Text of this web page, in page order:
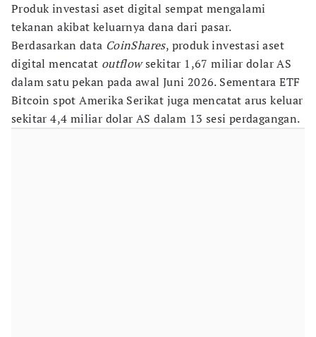
Produk investasi aset digital sempat mengalami
tekanan akibat keluarnya dana dari pasar.
Berdasarkan data CoinShares, produk investasi aset
digital mencatat outflowsekitar 1,67 miliar dolar AS
dalam satu pekan pada awal Juni 2026. Sementara ETF
Bitcoin spot Amerika Serikat juga mencatat arus keluar
sekitar 4,4 miliar dolar AS dalam 13 sesi perdagangan.